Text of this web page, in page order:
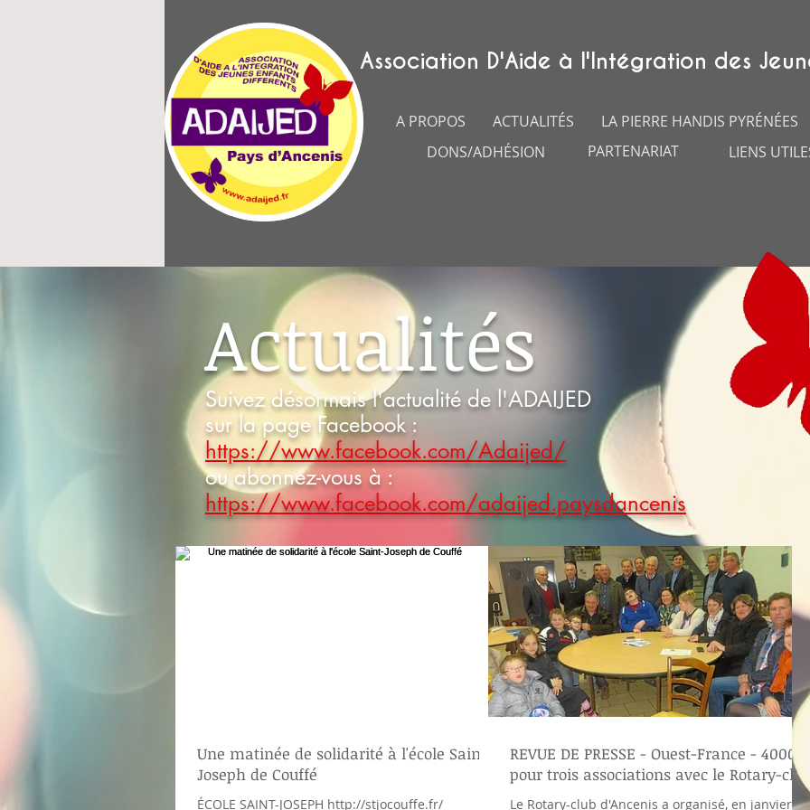
Association D'Aide à l'Intégration des
A PROPOS ACTUALITÉS
LA PIERRE HANDIS PYRÉNÉES
DONS/ADHÉSION
PARTENARIAT LIENS
Actualités
Suivez désormais l'actualité de l'ADAIJED
sur la page Facebook :
https://www.facebook.com/Adaijed/
ou abonnez-vous à :
https://www.facebook.com/adaijed.paysdancenis
Une matinée de solidarité à l'école Saint-
Joseph de Couffé
ÉCOLE SAINT-JOSEPH http://stjocouffe.fr/
REVUE DE PRESSE - Ouest-France - 4000 €
pour trois associations avec le Rotary-club
Le Rotary-club d'Ancenis a organisé, en janvier,